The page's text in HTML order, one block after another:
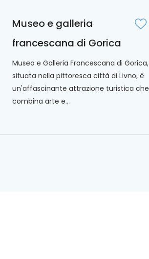
Museo e galleria
francescana di Gorica
Museo e Galleria Francescana di Gorica,
situata nella pittoresca città di Livno, è
un'affascinante attrazione turistica che
combina arte e...